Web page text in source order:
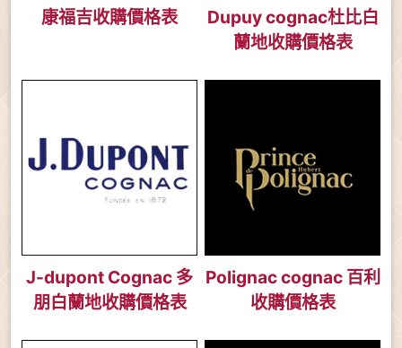
康福吉收購價格表
Dupuy cognac杜比白
蘭地收購價格表
J-dupont Cognac 多
朋白蘭地收購價格表
Polignac cognac 百利
收購價格表